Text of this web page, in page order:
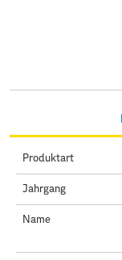
Produktart
Jahrgang
Name